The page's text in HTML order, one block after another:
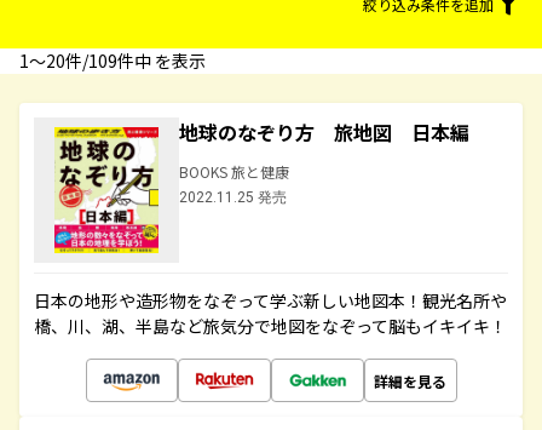
絞り込み条件を追加
1〜20件/109件中 を表示
地球のなぞり方 旅地図 日本編
BOOKS 旅と健康
2022.11.25 発売
日本の地形や造形物をなぞって学ぶ新しい地図本！観光名所や
橋、川、湖、半島など旅気分で地図をなぞって脳もイキイキ！
詳細を見る